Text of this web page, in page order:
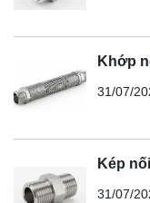
Khớp
31/07/
Kép
31/07/